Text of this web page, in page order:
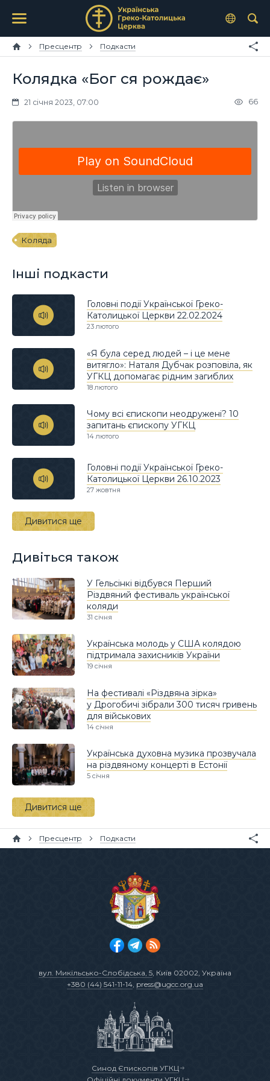
Пресцентр Подкасти
Колядка «Бог ся рождає»
21 січня 2023, 07:00 66
Коляда
Інші подкасти
Головні події Української Греко-
Католицької Церкви 22.02.2024
23 лютого
«Я була серед людей – і це мене
витягло»: Наталя Дубчак розповіла, як
УГКЦ допомагає рідним загиблих
18 лютого
Чому всі єпископи неодружені? 10
запитань єпископу УГКЦ
14 лютого
Головні події Української Греко-
Католицької Церкви 26.10.2023
27 жовтня
Дивитися ще
Дивіться також
У Гельсінкі відбувся Перший
Різдвяний фестиваль української
коляди
31 січня
Українська молодь у США колядою
підтримала захисників України
19 січня
На фестивалі «Різдвяна зірка»
у Дрогобичі зібрали 300 тисяч гривень
для військових
14 січня
Українська духовна музика прозвучала
на різдвяному концерті в Естонії
5 січня
Дивитися ще
Пресцентр Подкасти
вул. Микільсько-Слобідська, 5, Київ 02002, Україна
+380 (44) 541-11-14, press@ugcc.org.ua
Синод Єпископів УГКЦ